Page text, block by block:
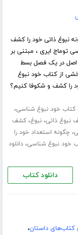
نبوغ ذاتی خود را کشف
توماج ایری ، مبتنی بر
اصل در یک فصل بسط
از کتاب خود نبوغ
را کشف و شکوفا کنیم؟
کتاب خود نبوغ شناسی،
نبوغ ذاتی،نبوغ،کشف
، چگونه استعداد خود را
خود نبوغ شناسی،دانلود
دانلود کتاب
کتاب‌های داستان،